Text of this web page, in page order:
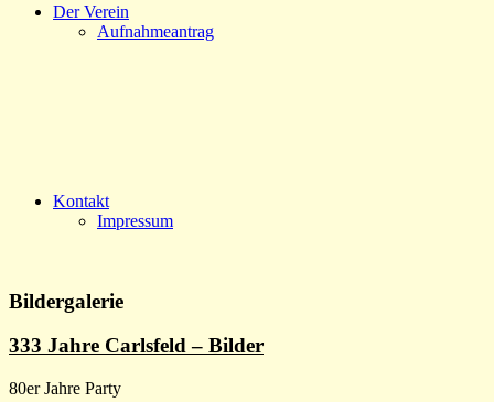
Der Verein
Aufnahmeantrag
Kontakt
Impressum
Bildergalerie
333 Jahre Carlsfeld – Bilder
80er Jahre Party